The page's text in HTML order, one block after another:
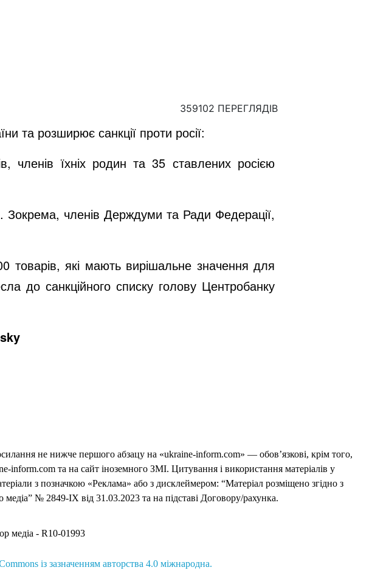
359102 ПЕРЕГЛЯДІВ
та розширює санкції проти росії:
членів їхніх родин та 35 ставлених росією
Зокрема, членів Держдуми та Ради Федерації,
товарів, які мають вирішальне значення для
до санкційного списку голову Центробанку
не нижче першого абзацу на «ukraine-inform.com» — обов’язкові, крім того,
та на сайт іноземного ЗМІ. Цитування і використання матеріалів у
з позначкою «Реклама» або з дисклеймером: “Матеріал розміщено згідно з
№ 2849-IX від 31.03.2023 та на підставі Договору/рахунка.
медіа - R10-01993
із зазначенням авторства 4.0 міжнародна.